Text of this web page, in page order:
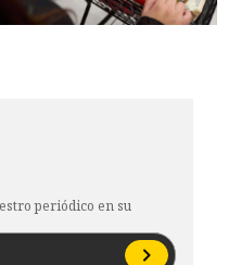
periódico en su